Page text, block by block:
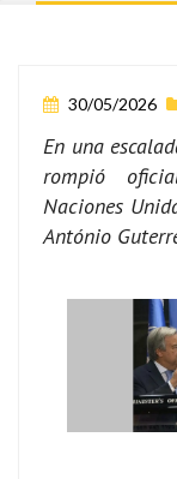
30/05/2026
En una
rompió
Naciones
António